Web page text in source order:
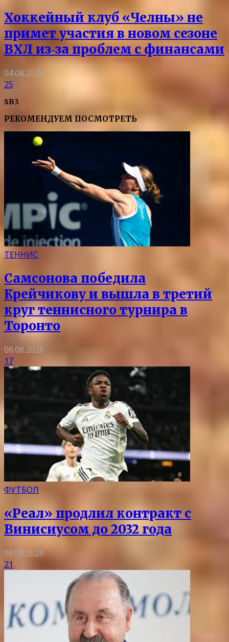
Хоккейный клуб «Челны» не
примет участия в новом сезоне
ВХЛ из‑за проблем с финансами
04.08.2026
25
SB3
РЕКОМЕНДУЕМ ПОСМОТРЕТЬ
ТЕННИС
Самсонова победила
Крейчикову и вышла в третий
круг теннисного турнира в
Торонто
06.08.2026
17
ФУТБОЛ
«Реал» продлил контракт с
Винисиусом до 2032 года
06.08.2026
21